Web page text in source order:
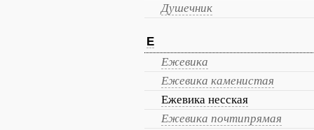
Душечник
Е
Ежевика
Ежевика каменистая
Ежевика несская
Ежевика почтипрямая